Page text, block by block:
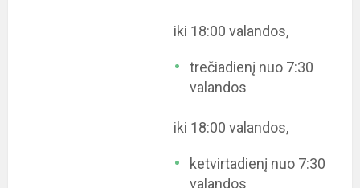
iki 18:00 valandos,
trečiadienį nuo 7:30
valandos
iki 18:00 valandos,
ketvirtadienį nuo 7:30
valandos